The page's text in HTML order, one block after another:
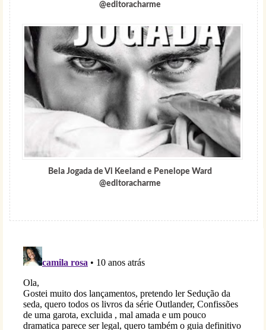
@editoracharme
Bela Jogada de Vi Keeland e Penelope Ward
@editoracharme